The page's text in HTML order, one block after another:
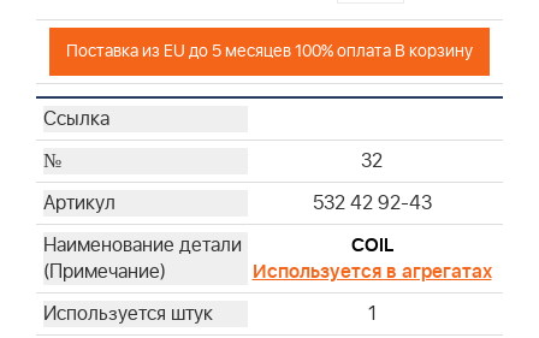
Поставка из EU до 5 месяцев 100% оплата В корзину
32
532 42 92-43
COIL
Используется в агрегатах
1